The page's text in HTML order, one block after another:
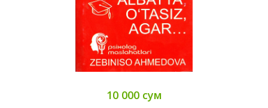
10 000 сум